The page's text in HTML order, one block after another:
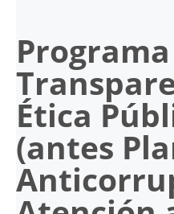
Ética
(antes